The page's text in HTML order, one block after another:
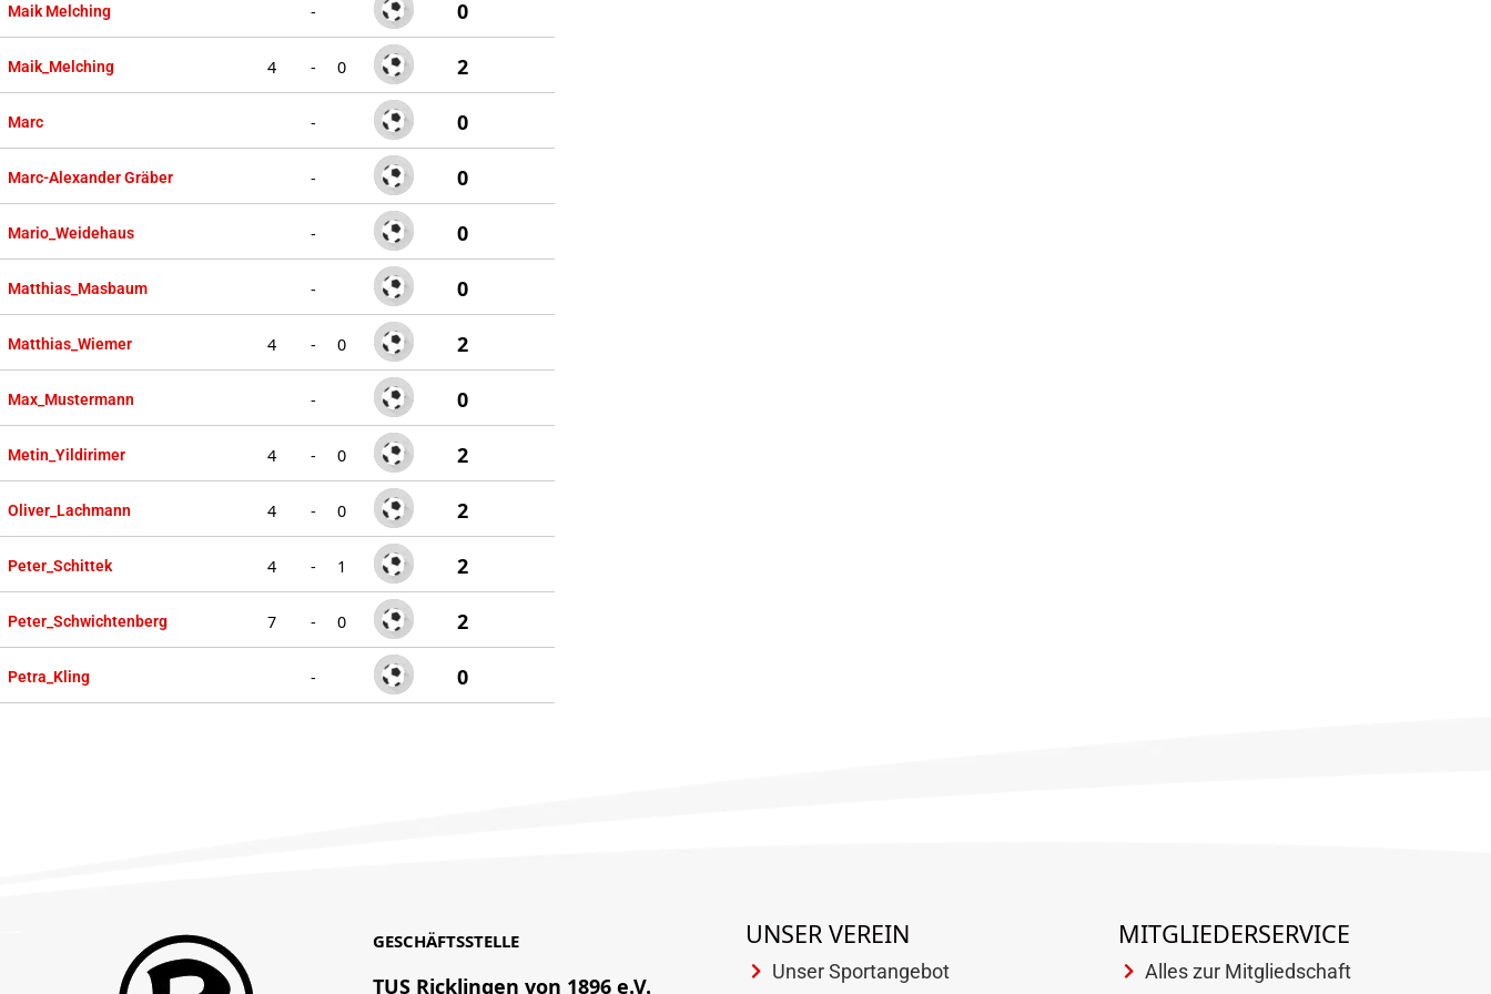
Maik Melching - 0
Maik_Melching 4 - 0 2
Marc - 0
Marc-Alexander Gräber - 0
Mario_Weidehaus - 0
Matthias_Masbaum - 0
Matthias_Wiemer 4 - 0 2
Max_Mustermann - 0
Metin_Yildirimer 4 - 0 2
Oliver_Lachmann 4 - 0 2
Peter_Schittek 4 - 1 2
Peter_Schwichtenberg 7 - 0 2
Petra_Kling - 0
GESCHÄFTSSTELLE
TUS Ricklingen von 1896 e.V.
UNSER VEREIN
Unser Sportangebot
MITGLIEDERSERVICE
Alles zur Mitgliedschaft